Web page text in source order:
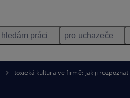
hledám práci pro uchazeče
toxická kultura ve firmě: jak ji